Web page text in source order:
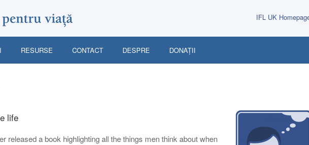
IFL UK
RESURSE CONTACT DESPRE DONAȚII
life
released a book highlighting all the things men think about when